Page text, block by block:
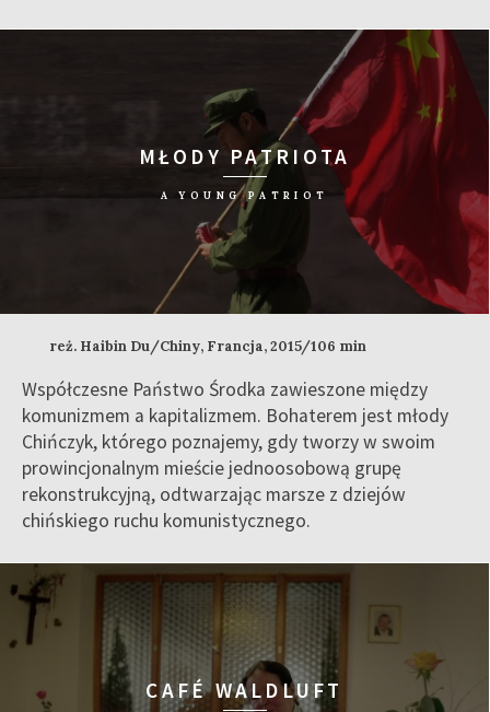
MŁODY PATRIOTA
A YOUNG PATRIOT
reż. Haibin Du/Chiny, Francja, 2015/106 min
Współczesne Państwo Środka zawieszone między
komunizmem a kapitalizmem. Bohaterem jest młody
Chińczyk, którego poznajemy, gdy tworzy w swoim
prowincjonalnym mieście jednoosobową grupę
rekonstrukcyjną, odtwarzając marsze z dziejów
chińskiego ruchu komunistycznego.
CAFÉ WALDLUFT